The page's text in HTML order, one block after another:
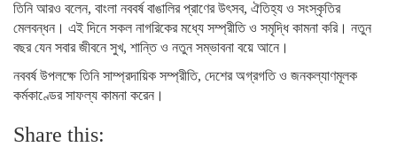
তিনি আরও বলেন, বাংলা নববর্ষ বাঙালির প্রাণের উৎসব, ঐতিহ্য ও সংস্কৃতির
মেলবন্ধন। এই দিনে সকল নাগরিকের মধ্যে সম্প্রীতি ও সমৃদ্ধি কামনা করি। নতুন
বছর যেন সবার জীবনে সুখ, শান্তি ও নতুন সম্ভাবনা বয়ে আনে।
নববর্ষ উপলক্ষে তিনি সাম্প্রদায়িক সম্প্রীতি, দেশের অগ্রগতি ও জনকল্যাণমূলক
কর্মকাণ্ডের সাফল্য কামনা করেন।
Share this: